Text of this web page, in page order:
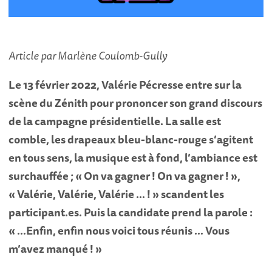
Article par Marlène Coulomb-Gully
Le 13 février 2022, Valérie Pécresse entre sur la
scène du Zénith pour prononcer son grand discours
de la campagne présidentielle. La salle est
comble, les drapeaux bleu-blanc-rouge s’agitent
en tous sens, la musique est à fond, l’ambiance est
surchauffée ; « On va gagner ! On va gagner ! »,
« Valérie, Valérie, Valérie … ! » scandent les
participant.es. Puis la candidate prend la parole :
« …Enfin, enfin nous voici tous réunis … Vous
m’avez manqué ! »